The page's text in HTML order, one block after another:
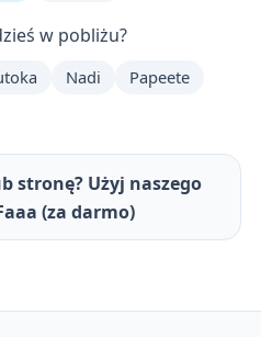
w pobliżu?
Nadi
Papeete
stronę? Użyj naszego
(za darmo)